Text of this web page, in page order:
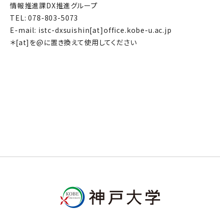
情報推進課DX推進グループ
TEL: 078-803-5073
E-mail: istc-dxsuishin[at]office.kobe-u.ac.jp
＊[at]を@に置き換えて使用してください